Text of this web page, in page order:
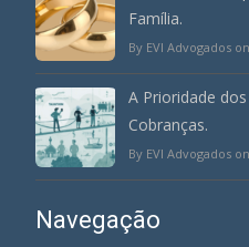
Família.
By EVI Advogados
A Prioridade
Cobranças.
By EVI Advogados
Navegação